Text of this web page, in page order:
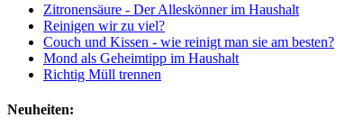
Zitronensäure - Der Alleskönner im Haushalt
Reinigen wir zu viel?
Couch und Kissen - wie reinigt man sie am besten?
Mond als Geheimtipp im Haushalt
Richtig Müll trennen
Neuheiten: